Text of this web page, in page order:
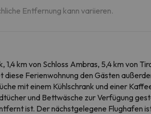
Entfernung kann variieren.
km von Schloss Ambras, 5,4 km von
Ferienwohnung den Gästen
mit einem Kühlschrank und einer
und Bettwäsche zur Verfügung
ist. Der nächstgelegene Flughafen